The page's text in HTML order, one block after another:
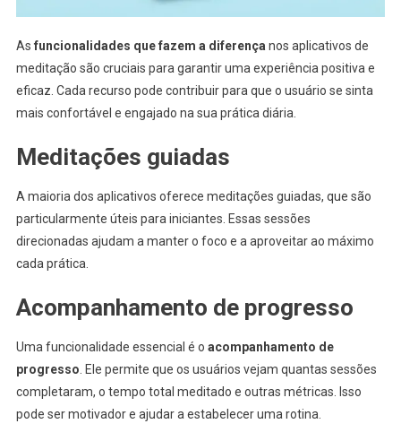
As funcionalidades que fazem a diferença nos aplicativos de
meditação são cruciais para garantir uma experiência positiva e
eficaz. Cada recurso pode contribuir para que o usuário se sinta
mais confortável e engajado na sua prática diária.
Meditações guiadas
A maioria dos aplicativos oferece meditações guiadas, que são
particularmente úteis para iniciantes. Essas sessões
direcionadas ajudam a manter o foco e a aproveitar ao máximo
cada prática.
Acompanhamento de progresso
Uma funcionalidade essencial é o acompanhamento de
progresso . Ele permite que os usuários vejam quantas sessões
completaram, o tempo total meditado e outras métricas. Isso
pode ser motivador e ajudar a estabelecer uma rotina.